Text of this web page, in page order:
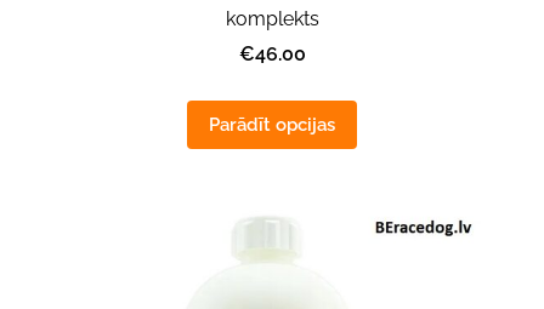
komplekts
€46.00
Parādīt opcijas